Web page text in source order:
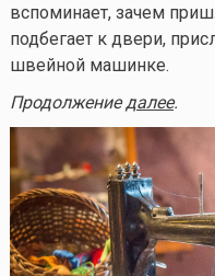
вспоминает, зачем
подбегает к двери,
швейной машинке.
Продолжениедалее.